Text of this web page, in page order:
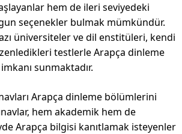
hem de ileri seviyedeki
seçenekler bulmak mümkündür.
üniversiteler ve dil enstitüleri, kendi
testlerle Arapça dinleme
sunmaktadır.
Arapça dinleme bölümlerini
hem akademik hem de
Arapça bilgisi kanıtlamak isteyenler